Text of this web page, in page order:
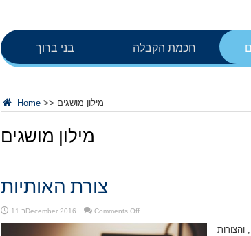
בני ברוך חכמת הקבלה
Home >> מילון מושגים
מילון מושגים
צורת האותיות
11 בDecember 2016 Comments Offon
והצורות